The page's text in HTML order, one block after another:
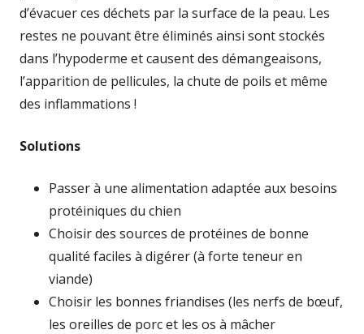
d’évacuer ces déchets par la surface de la peau. Les
restes ne pouvant être éliminés ainsi sont stockés
dans l’hypoderme et causent des démangeaisons,
l’apparition de pellicules, la chute de poils et même
des inflammations !
Solutions
Passer à une alimentation adaptée aux besoins
protéiniques du chien
Choisir des sources de protéines de bonne
qualité faciles à digérer (à forte teneur en
viande)
Choisir les bonnes friandises (les nerfs de bœuf,
les oreilles de porc et les os à mâcher